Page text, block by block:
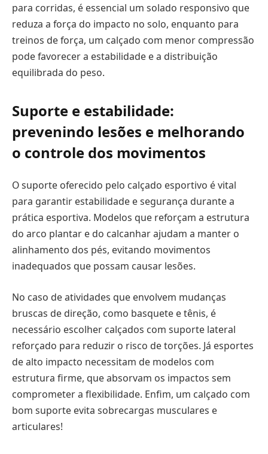
para corridas, é essencial um solado responsivo que
reduza a força do impacto no solo, enquanto para
treinos de força, um calçado com menor compressão
pode favorecer a estabilidade e a distribuição
equilibrada do peso.
Suporte e estabilidade:
prevenindo lesões e melhorando
o controle dos movimentos
O suporte oferecido pelo calçado esportivo é vital
para garantir estabilidade e segurança durante a
prática esportiva. Modelos que reforçam a estrutura
do arco plantar e do calcanhar ajudam a manter o
alinhamento dos pés, evitando movimentos
inadequados que possam causar lesões.
No caso de atividades que envolvem mudanças
bruscas de direção, como basquete e tênis, é
necessário escolher calçados com suporte lateral
reforçado para reduzir o risco de torções. Já esportes
de alto impacto necessitam de modelos com
estrutura firme, que absorvam os impactos sem
comprometer a flexibilidade. Enfim, um calçado com
bom suporte evita sobrecargas musculares e
articulares!